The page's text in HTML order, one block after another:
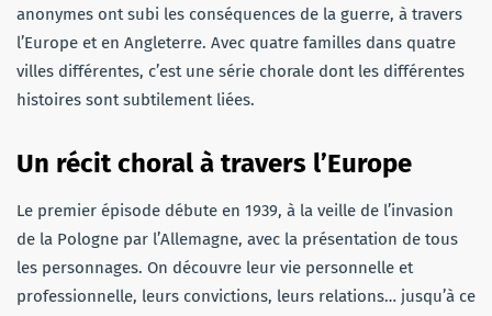
anonymes ont subi les conséquences de la guerre, à travers
l’Europe et en Angleterre. Avec quatre familles dans quatre
villes différentes, c’est une série chorale dont les différentes
histoires sont subtilement liées.
Un récit choral à travers l’Europe
Le premier épisode débute en 1939, à la veille de l’invasion
de la Pologne par l’Allemagne, avec la présentation de tous
les personnages. On découvre leur vie personnelle et
professionnelle, leurs convictions, leurs relations… jusqu’à ce